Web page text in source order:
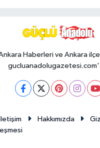
Haberleri ve Ankara
İletişim Hakkımızda